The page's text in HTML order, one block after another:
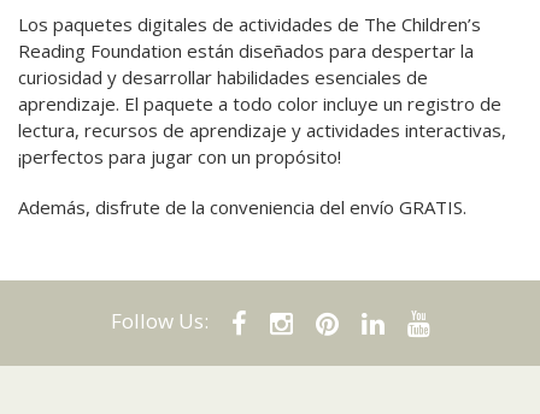
Los paquetes digitales de actividades de The Children’s
Reading Foundation están diseñados para despertar la
curiosidad y desarrollar habilidades esenciales de
aprendizaje. El paquete a todo color incluye un registro de
lectura, recursos de aprendizaje y actividades interactivas,
¡perfectos para jugar con un propósito!
Además, disfrute de la conveniencia del envío GRATIS.
Follow Us: